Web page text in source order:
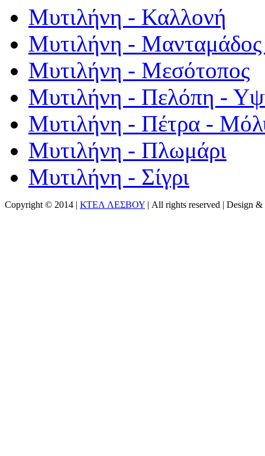
Μυτιλήνη - Καλλονή
Μυτιλήνη - Μανταμάδος
Μυτιλήνη - Μεσότοπος
Μυτιλήνη - Πελόπη -
Μυτιλήνη - Πέτρα -
Μυτιλήνη - Πλωμάρι
Μυτιλήνη - Σίγρι
Copyright © 2014 | ΚΤΕΛ ΛΕΣΒΟΥ | All rights reserved | Design &